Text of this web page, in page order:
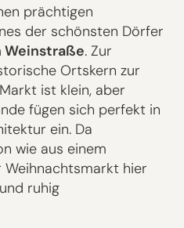
prächtigen
der schönsten Dörfer
Weinstraße. Zur
Ortskern zur
ist klein, aber
fügen sich perfekt in
ein. Da
wie aus einem
hier
ruhig